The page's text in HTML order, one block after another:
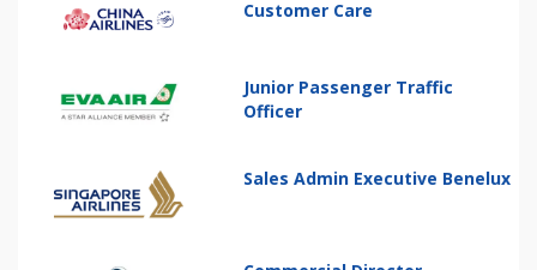
Customer Care
Junior Passenger Traffic
Officer
Sales Admin Executive Benelux